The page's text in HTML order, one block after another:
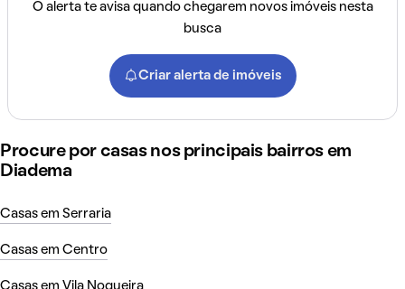
O alerta te avisa quando chegarem novos imóveis nesta
busca
Criar alerta de imóveis
Procure por casas nos principais bairros em
Diadema
Casas em Serraria
Casas em Centro
Casas em Vila Nogueira